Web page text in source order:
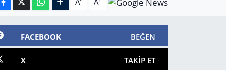
A A
FACEBOOK BEĞEN
X TAKIP ET